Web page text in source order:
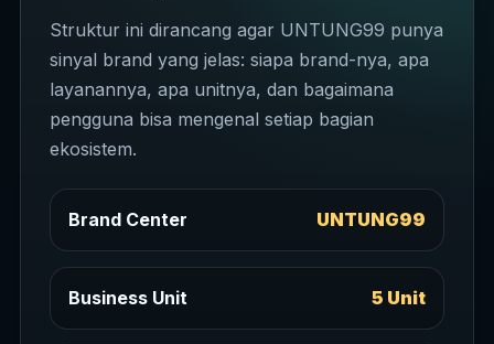
Struktur ini dirancang agar UNTUNG99 punya
sinyal brand yang jelas: siapa brand-nya, apa
layanannya, apa unitnya, dan bagaimana
pengguna bisa mengenal setiap bagian
ekosistem.
Brand Center UNTUNG99
Business Unit 5 Unit